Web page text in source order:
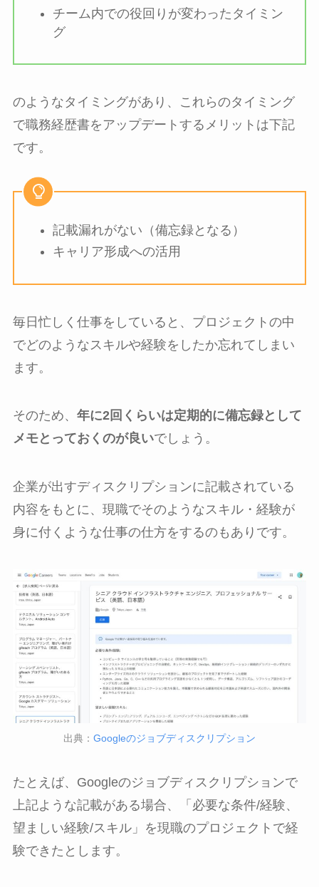
チーム内での役回りが変わったタイミン
グ
のようなタイミングがあり、これらのタイミング
で職務経歴書をアップデートするメリットは下記
です。
記載漏れがない（備忘録となる）
キャリア形成への活用
毎日忙しく仕事をしていると、プロジェクトの中
でどのようなスキルや経験をしたか忘れてしまい
ます。
そのため、 年に2回くらいは定期的に備忘録として
メモとっておくのが良いでしょう。
企業が出すディスクリプションに記載されている
内容をもとに、現職でそのようなスキル・経験が
身に付くような仕事の仕方をするのもありです。
出典： Googleのジョブディスクリプション
たとえば、Googleのジョブディスクリプションで
上記ような記載がある場合、「必要な条件/経験、
望ましい経験/スキル」を現職のプロジェクトで経
験できたとします。